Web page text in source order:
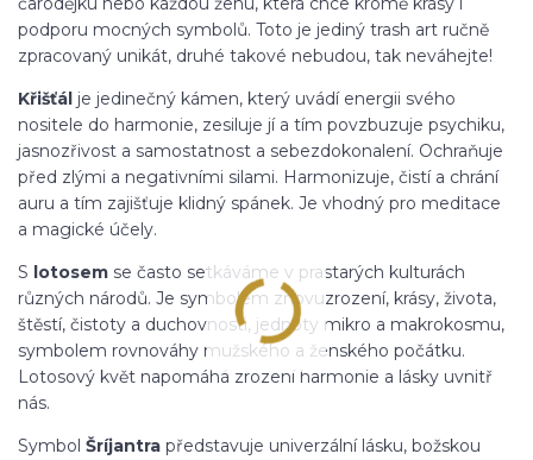
podporu mocných symbolů. Toto je jediný trash art ručně
zpracovaný unikát, druhé takové nebudou, tak neváhejte!
Křišťál je jedinečný kámen, který uvádí energii svého
nositele do harmonie, zesiluje jí a tím povzbuzuje psychiku,
jasnozřivost a samostatnost a sebezdokonalení. Ochraňuje
před zlými a negativními silami. Harmonizuje, čistí a chrání
auru a tím zajišťuje klidný spánek. Je vhodný pro meditace
a magické účely.
S lotosem se často setkáváme v prastarých kulturách
různých národů. Je symbolem znovuzrození, krásy, života,
štěstí, čistoty a duchovnosti, jednoty mikro a makrokosmu,
symbolem rovnováhy mužského a ženského počátku.
Lotosový květ napomáhá zrození harmonie a lásky uvnitř
nás.
Symbol Šríjantra představuje univerzální lásku, božskou